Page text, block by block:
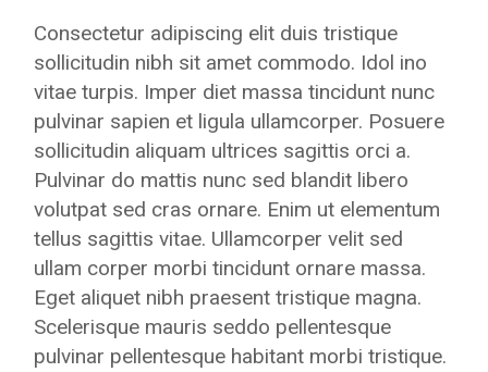
Consectetur adipiscing elit duis tristique
sollicitudin nibh sit amet commodo. Idol ino
vitae turpis. Imper diet massa tincidunt nunc
pulvinar sapien et ligula ullamcorper. Posuere
sollicitudin aliquam ultrices sagittis orci a.
Pulvinar do mattis nunc sed blandit libero
volutpat sed cras ornare. Enim ut elementum
tellus sagittis vitae. Ullamcorper velit sed
ullam corper morbi tincidunt ornare massa.
Eget aliquet nibh praesent tristique magna.
Scelerisque mauris seddo pellentesque
pulvinar pellentesque habitant morbi tristique.